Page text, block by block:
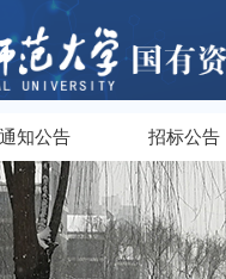
通知公告 招标公告